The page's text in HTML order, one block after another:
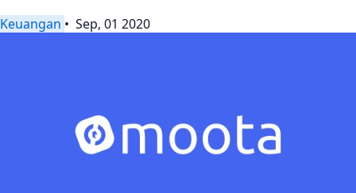
Keuangan • Sep, 01 2020